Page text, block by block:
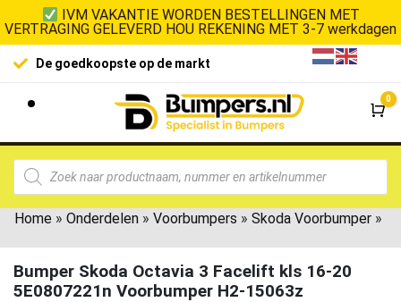
IVM VAKANTIE WORDEN BESTELLINGEN MET
VERTRAGING GELEVERD HOU REKENING MET 3-7 werkdagen
De goedkoopste op de markt
0
Home » Onderdelen » Voorbumpers » Skoda Voorbumper »
Bumper Skoda Octavia 3 Facelift kls 16-20
5E0807221n Voorbumper H2-15063z